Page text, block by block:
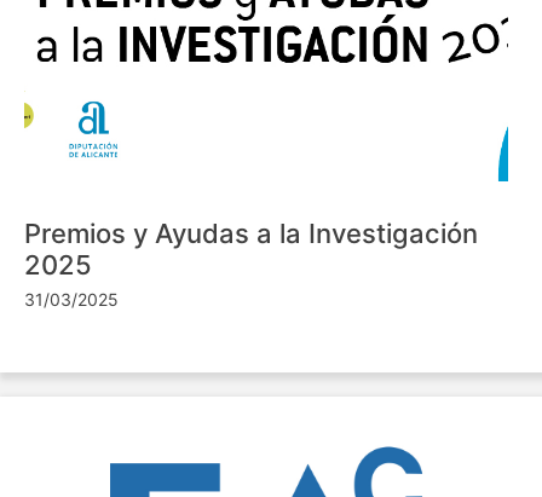
Premios y Ayudas a la Investigación
2025
31/03/2025